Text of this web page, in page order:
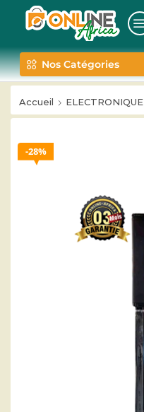
Nos Catégories
Accueil ELECTRONIQUE
28%